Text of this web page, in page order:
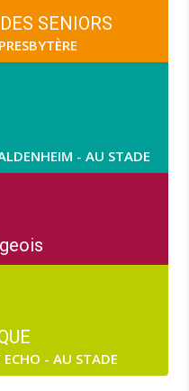
SENIORS
- AU STADE
ECHO - AU STADE